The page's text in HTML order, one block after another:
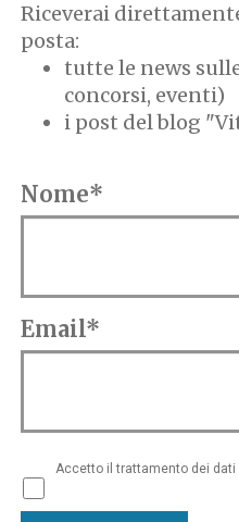
Riceverai
posta:
tutte le news
concorsi, eventi)
i post del blog
Nome*
Email*
Accetto il trattamento dei